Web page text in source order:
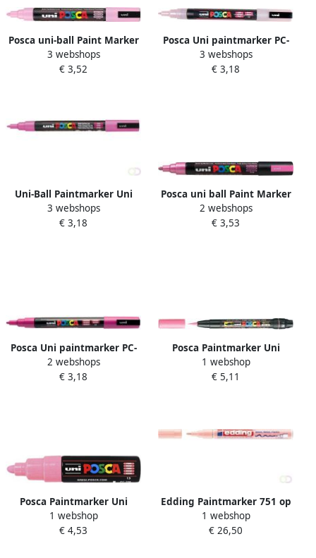
Posca uni-ball Paint Marker
op waterbasis PC-5M
lichtroze
3 webshops
€ 3,52
Posca Uni paintmarker PC-
3ML 1 5 mm glitter roze
3 webshops
€ 3,18
Uni-Ball Paintmarker Uni
ball op waterbasis posca pc
3m roze
3 webshops
€ 3,18
Posca uni ball Paint Marker
op waterbasis PC 5M roze
metaal
2 webshops
€ 3,53
Posca Uni paintmarker PC-
3M 1 5 mm fuchsia
2 webshops
€ 3,18
Posca Paintmarker Uni
PCF350 Brush 1-10mm roze
1 webshop
€ 5,11
Posca Paintmarker Uni
PC7M breed roze
1 webshop
€ 4,53
Edding Paintmarker 751 op
oliebasis 1-2mm pastel roze
1 webshop
€ 26,50